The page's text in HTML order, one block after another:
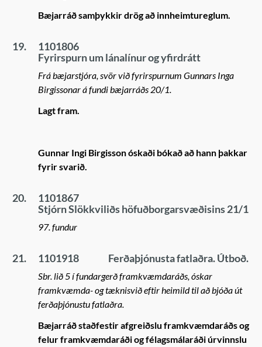
Bæjarráð samþykkir drög að innheimtureglum.
19.
1101806
Fyrirspurn um lánalínur og yfirdrátt
Frá bæjarstjóra, svör við fyrirspurnum Gunnars Inga
Birgissonar á fundi bæjarráðs 20/1.
Lagt fram.
Gunnar Ingi Birgisson óskaði bókað að hann þakkar
fyrir svarið.
20.
1101867
Stjórn Slökkviliðs höfuðborgarsvæðisins 21/1
97. fundur
21. 1101918 Ferðaþjónusta fatlaðra. Útboð.
Sbr. lið 5 í fundargerð framkvæmdaráðs, óskar
framkvæmda- og tæknisvið eftir heimild til að bjóða út
ferðaþjónustu fatlaðra.
Bæjarráð staðfestir afgreiðslu framkvæmdaráðs og
felur framkvæmdaráði og félagsmálaráði úrvinnslu